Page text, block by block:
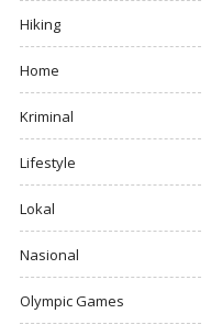
Hiking
Home
Kriminal
Lifestyle
Lokal
Nasional
Olympic Games